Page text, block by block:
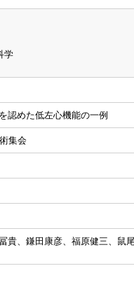
学
認めた低左心機能の一例
集会
、鎌田康彦、福原健三、鼠